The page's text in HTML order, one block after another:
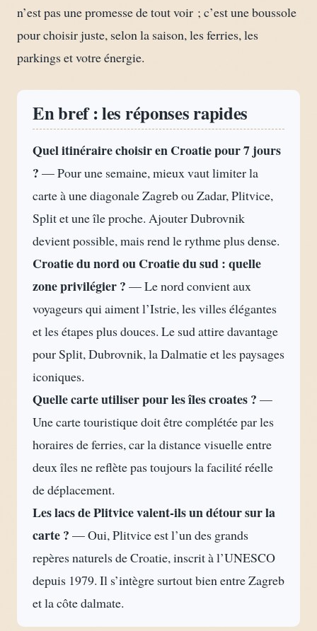
n’est pas une promesse de tout voir ; c’est une boussole
pour choisir juste, selon la saison, les ferries, les
parkings et votre énergie.
En bref : les réponses rapides
Quel itinéraire choisir en Croatie pour 7 jours
? — Pour une semaine, mieux vaut limiter la
carte à une diagonale Zagreb ou Zadar, Plitvice,
Split et une île proche. Ajouter Dubrovnik
devient possible, mais rend le rythme plus dense.
Croatie du nord ou Croatie du sud : quelle
zone privilégier ? — Le nord convient aux
voyageurs qui aiment l’Istrie, les villes élégantes
et les étapes plus douces. Le sud attire davantage
pour Split, Dubrovnik, la Dalmatie et les paysages
iconiques.
Quelle carte utiliser pour les îles croates ? —
Une carte touristique doit être complétée par les
horaires de ferries, car la distance visuelle entre
deux îles ne reflète pas toujours la facilité réelle
de déplacement.
Les lacs de Plitvice valent-ils un détour sur la
carte ? — Oui, Plitvice est l’un des grands
repères naturels de Croatie, inscrit à l’UNESCO
depuis 1979. Il s’intègre surtout bien entre Zagreb
et la côte dalmate.